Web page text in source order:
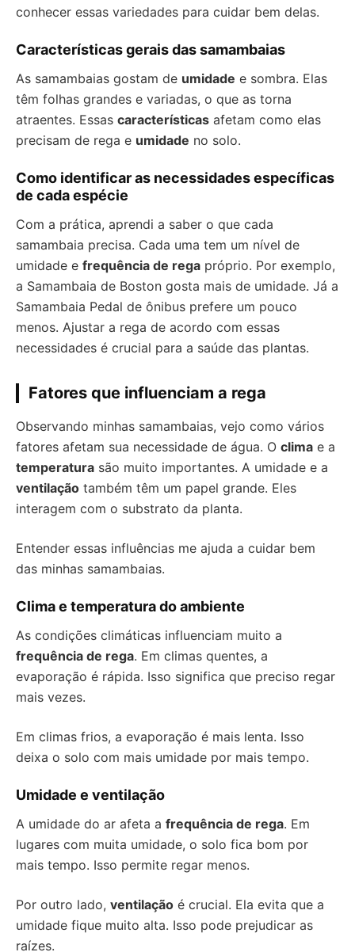
conhecer essas variedades para cuidar bem delas.
Características gerais das samambaias
As samambaias gostam de umidade e sombra. Elas
têm folhas grandes e variadas, o que as torna
atraentes. Essas características afetam como elas
precisam de rega e umidade no solo.
Como identificar as necessidades específicas
de cada espécie
Com a prática, aprendi a saber o que cada
samambaia precisa. Cada uma tem um nível de
umidade e frequência de rega próprio. Por exemplo,
a Samambaia de Boston gosta mais de umidade. Já a
Samambaia Pedal de ônibus prefere um pouco
menos. Ajustar a rega de acordo com essas
necessidades é crucial para a saúde das plantas.
Fatores que influenciam a rega
Observando minhas samambaias, vejo como vários
fatores afetam sua necessidade de água. O clima e a
temperatura são muito importantes. A umidade e a
ventilação também têm um papel grande. Eles
interagem com o substrato da planta.
Entender essas influências me ajuda a cuidar bem
das minhas samambaias.
Clima e temperatura do ambiente
As condições climáticas influenciam muito a
frequência de rega. Em climas quentes, a
evaporação é rápida. Isso significa que preciso regar
mais vezes.
Em climas frios, a evaporação é mais lenta. Isso
deixa o solo com mais umidade por mais tempo.
Umidade e ventilação
A umidade do ar afeta a frequência de rega. Em
lugares com muita umidade, o solo fica bom por
mais tempo. Isso permite regar menos.
Por outro lado, ventilação é crucial. Ela evita que a
umidade fique muito alta. Isso pode prejudicar as
raízes.